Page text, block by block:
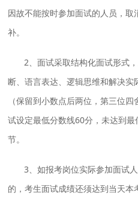
因故不能按时参加面试的人员，
补。
2、面试采取结构化面试形式
断、语言表达、逻辑思维和解决
（保留到小数点后两位，第三位
试设定最低分数线60分，未达到
节。
3、如报考岗位实际参加面试
的，考生面试成绩还须达到当天